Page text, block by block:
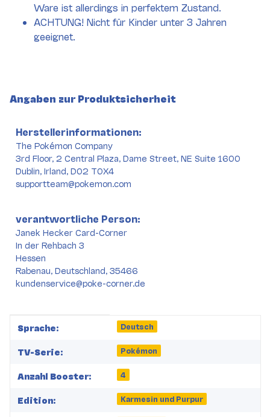
Ware ist allerdings in perfektem Zustand.
ACHTUNG! Nicht für Kinder unter 3 Jahren
geeignet.
Angaben zur Produktsicherheit
Herstellerinformationen:
The Pokémon Company
3rd Floor, 2 Central Plaza, Dame Street, NE Suite 1600
Dublin, Irland, D02 T0X4
supportteam@pokemon.com
verantwortliche Person:
Janek Hecker Card-Corner
In der Rehbach 3
Hessen
Rabenau, Deutschland, 35466
kundenservice@poke-corner.de
Produkteigenschaft
Wert
Sprache: Deutsch
TV-Serie: Pokémon
Anzahl Booster: 4
Edition: Karmesin und Purpur